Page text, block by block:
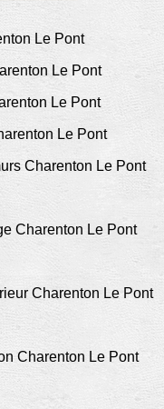
Le Pont
Le Pont
Le Pont
Le Pont
Charenton Le Pont
Charenton Le Pont
Charenton Le Pont
Charenton Le Pont